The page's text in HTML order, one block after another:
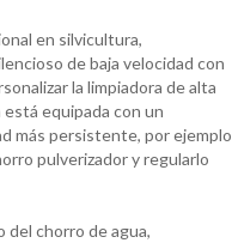
en silvicultura,
de baja velocidad con
la limpiadora de alta
equipada con un
más persistente, por ejemplo
pulverizador y regularlo
del chorro de agua,